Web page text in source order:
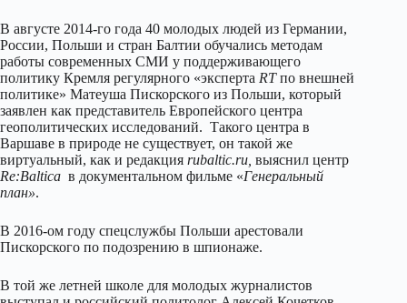
В августе 2014-го года 40 молодых людей из Германии,
России, Польши и стран Балтии обучались методам
работы современных СМИ у поддерживающего
политику Кремля регулярного «эксперта RTпо внешней
политике» Матеуша Пискорского из Польши, который
заявлен как представитель Европейского центра
геополитических исследований. Такого центра в
Варшаве в природе не существует, он такой же
виртуальный, как и редакция rubaltic.ru, выяснил центр
Re:Baltica в документальном фильме «Генеральный
план».
В 2016-ом году спецслужбы Польши арестовали
Пискорского по подозрению в шпионаже.
В той же летней школе для молодых журналистов